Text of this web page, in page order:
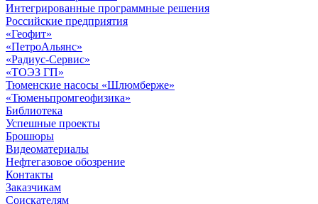
Интегрированные программные решения
Российские предприятия
«Геофит»
«ПетроАльянс»
«Радиус-Сервис»
«ТОЭЗ ГП»
Тюменские насосы «Шлюмберже»
«Тюменьпромгеофизика»
Библиотека
Успешные проекты
Брошюры
Видеоматериалы
Нефтегазовое обозрение
Контакты
Заказчикам
Соискателям